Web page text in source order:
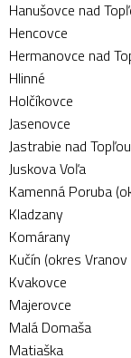
Hanušovce nad
Hencovce
Hermanovce nad
Hlinné
Holčíkovce
Jasenovce
Jastrabie nad Topľou
Juskova Voľa
Kamenná Poruba
Kladzany
Komárany
Kučín (okres
Kvakovce
Majerovce
Malá Domaša
Matiaška